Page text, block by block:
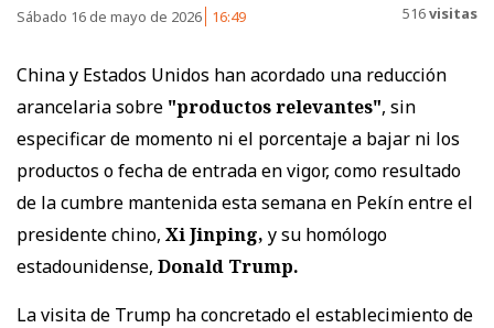
Sábado 16 de mayo de 2026 16:49 516visitas
China y Estados Unidos han acordado una reducción
arancelaria sobre "productos relevantes", sin
especificar de momento ni el porcentaje a bajar ni los
productos o fecha de entrada en vigor, como resultado
de la cumbre mantenida esta semana en Pekín entre el
presidente chino, Xi Jinping, y su homólogo
estadounidense, Donald Trump.
La visita de Trump ha concretado el establecimiento de